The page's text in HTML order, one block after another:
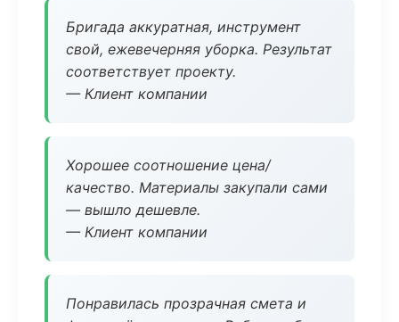
Бригада аккуратная, инструмент
свой, ежевечерняя уборка. Результат
соответствует проекту.
— Клиент компании
Хорошее соотношение цена/
качество. Материалы закупали сами
— вышло дешевле.
— Клиент компании
Понравилась прозрачная смета и